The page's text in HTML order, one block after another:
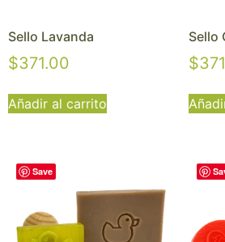
Sello Lavanda
$371.00
Añadir al carrito
Sello
$
Save